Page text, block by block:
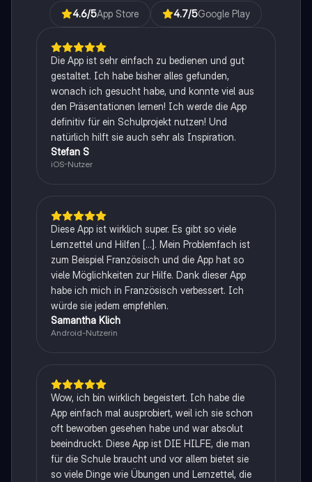
4.6/5App Store 4.7/5Google Play
Die App ist sehr einfach zu bedienen und gut
gestaltet. Ich habe bisher alles gefunden,
wonach ich gesucht habe, und konnte viel aus
den Präsentationen lernen! Ich werde die App
definitiv für ein Schulprojekt nutzen! Und
natürlich hilft sie auch sehr als Inspiration.
Stefan S
iOS-Nutzer
Diese App ist wirklich super. Es gibt so viele
Lernzettel und Hilfen [...]. Mein Problemfach ist
zum Beispiel Französisch und die App hat so
viele Möglichkeiten zur Hilfe. Dank dieser App
habe ich mich in Französisch verbessert. Ich
würde sie jedem empfehlen.
Samantha Klich
Android-Nutzerin
Wow, ich bin wirklich begeistert. Ich habe die
App einfach mal ausprobiert, weil ich sie schon
oft beworben gesehen habe und war absolut
beeindruckt. Diese App ist DIE HILFE, die man
für die Schule braucht und vor allem bietet sie
so viele Dinge wie Übungen und Lernzettel, die